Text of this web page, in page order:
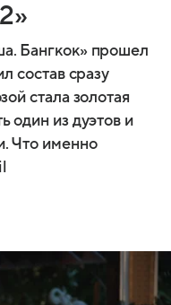
Бангкок» прошел
состав сразу
стала золотая
один из дуэтов и
Что именно